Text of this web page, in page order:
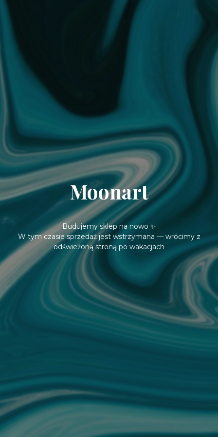
Moonart
Budujemy sklep na nowo ✨
W tym czasie sprzedaż jest wstrzymana — wrócimy z
odświeżoną stroną po wakacjach